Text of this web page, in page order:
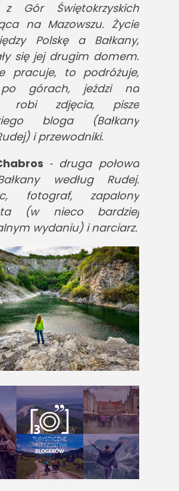
Gór Świętokrzyskich
na Mazowszu. Życie
Polskę a Bałkany,
się jej drugim domem.
pracuje, to podróżuje,
górach, jeździ na
robi zdjęcia, pisze
bloga (Bałkany
i przewodniki.
- druga połowa
według Rudej.
fotograf, zapalony
(w nieco bardziej
wydaniu) i narciarz.